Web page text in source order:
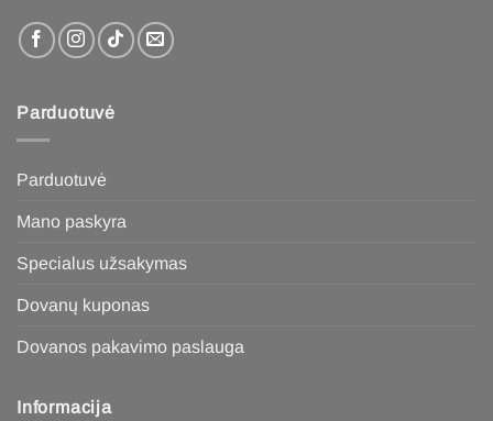
Parduotuvė
Parduotuvė
Mano paskyra
Specialus užsakymas
Dovanų kuponas
Dovanos pakavimo paslauga
Informacija